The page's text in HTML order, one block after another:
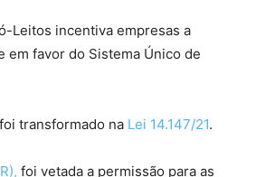
Leitos incentiva empresas a
em favor do Sistema Único de
transformado na Lei 14.147/21.
foi vetada a permissão para as